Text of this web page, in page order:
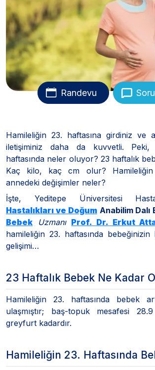
Randevu
Hamileliğin 23. haftasına girdiniz ve
iletişiminiz daha da kuvvetli. Peki,
haftasında neler oluyor? 23 haftalık
Kaç kilo, kaç cm olur? Hamileliğin
annedeki değişimler neler?
İşte, Yeditepe Üniversitesi
Hastalıkları ve DoğumAnabilim Dalı
Bebek Uzmanı Prof. Dr. Erkut
hamileliğin 23. haftasında
gelişimi…
23 Haftalık Bebek Ne Kadar
Hamileliğin 23. haftasında bebek
ulaşmıştır; baş-topuk mesafesi
greyfurt kadardır.
Hamileliğin 23. Haftasında